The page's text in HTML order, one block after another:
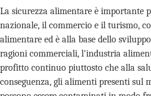
La sicurezza alimentare è importante
nazionale, il commercio e il turismo,
alimentare ed è alla base dello
ragioni commerciali, l'industria
profitto continuo piuttosto che alla
conseguenza, gli alimenti presenti sul